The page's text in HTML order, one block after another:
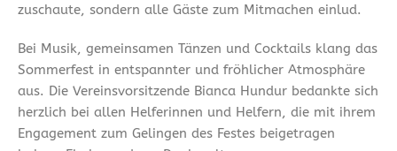
zuschaute, sondern alle Gäste zum Mitmachen einlud.
Bei Musik, gemeinsamen Tänzen und Cocktails klang das
Sommerfest in entspannter und fröhlicher Atmosphäre
aus. Die Vereinsvorsitzende Bianca Hundur bedankte sich
herzlich bei allen Helferinnen und Helfern, die mit ihrem
Engagement zum Gelingen des Festes beigetragen